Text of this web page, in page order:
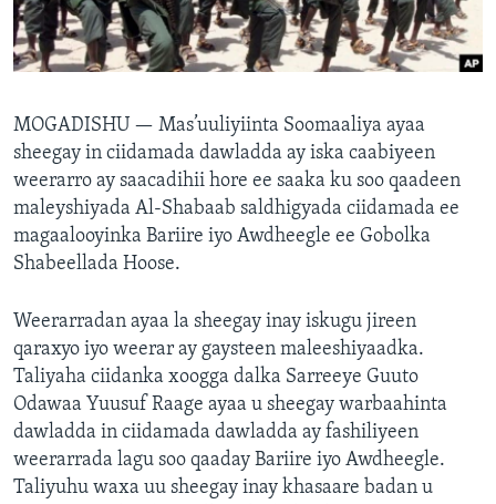
FAAQIDAADDA TODDOBAADKA
DHEXTAALKA TODDOBAADKA
MOGADISHU — Mas’uuliyiinta Soomaaliya ayaa
sheegay in ciidamada dawladda ay iska caabiyeen
weerarro ay saacadihii hore ee saaka ku soo qaadeen
maleyshiyada Al-Shabaab saldhigyada ciidamada ee
magaalooyinka Bariire iyo Awdheegle ee Gobolka
Shabeellada Hoose.
Weerarradan ayaa la sheegay inay iskugu jireen
qaraxyo iyo weerar ay gaysteen maleeshiyaadka.
Taliyaha ciidanka xoogga dalka Sarreeye Guuto
Odawaa Yuusuf Raage ayaa u sheegay warbaahinta
dawladda in ciidamada dawladda ay fashiliyeen
weerarrada lagu soo qaaday Bariire iyo Awdheegle.
Taliyuhu waxa uu sheegay inay khasaare badan u